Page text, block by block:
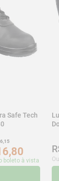
Safe Tech
6, 15
,80
boleto à vista Ou